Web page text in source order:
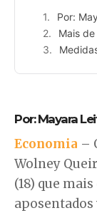
Por:
Mais
Por: Mayara
Economia –
Wolney
(18) que
aposentados